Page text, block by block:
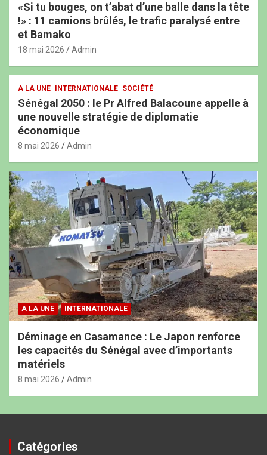
«Si tu bouges, on t’abat d’une balle dans la tête
!» : 11 camions brûlés, le trafic paralysé entre
et Bamako
18 mai 2026 Admin
A LA UNE INTERNATIONALE SOCIÉTÉ
Sénégal 2050 : le Pr Alfred Balacoune appelle à
une nouvelle stratégie de diplomatie
économique
8 mai 2026 Admin
A LA UNE INTERNATIONALE
Déminage en Casamance : Le Japon renforce
les capacités du Sénégal avec d’importants
matériels
8 mai 2026 Admin
Catégories